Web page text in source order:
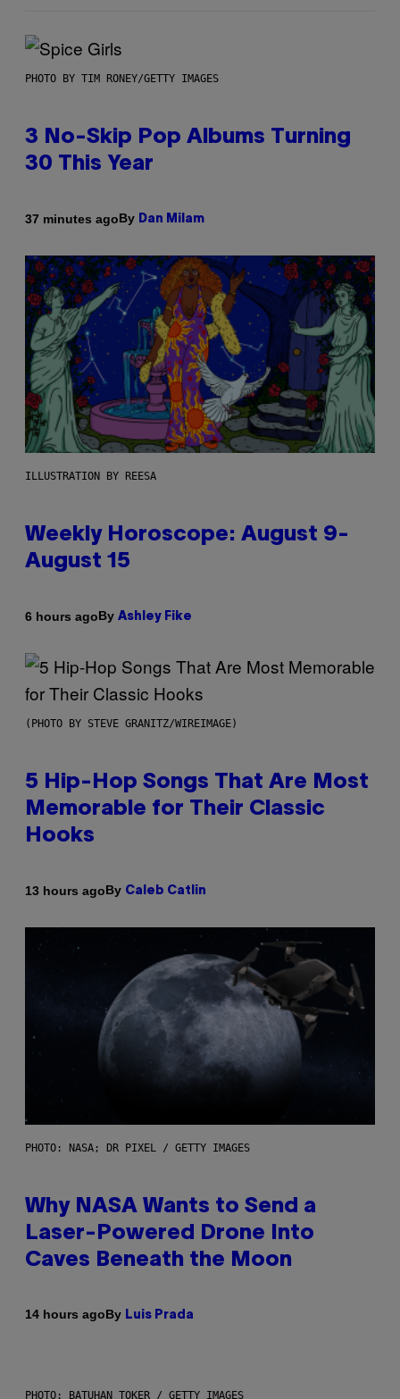
PHOTO BY TIM RONEY/GETTY IMAGES
3 No-Skip Pop Albums Turning
30 This Year
37 minutes agoBy Dan Milam
ILLUSTRATION BY REESA
Weekly Horoscope: August 9-
August 15
6 hours agoBy Ashley Fike
(PHOTO BY STEVE GRANITZ/WIREIMAGE)
5 Hip-Hop Songs That Are Most
Memorable for Their Classic
Hooks
13 hours agoBy Caleb Catlin
PHOTO: NASA; DR PIXEL / GETTY IMAGES
Why NASA Wants to Send a
Laser-Powered Drone Into
Caves Beneath the Moon
14 hours agoBy Luis Prada
PHOTO: BATUHAN TOKER / GETTY IMAGES